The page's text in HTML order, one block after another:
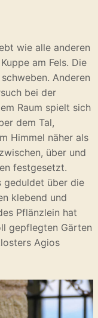
wie alle anderen
am Fels. Die
Anderen
bei der
Raum spielt sich
dem Tal,
Himmel näher als
über und
festgesetzt.
geduldet über die
klebend und
Pflänzlein hat
gepflegten Gärten
Agios